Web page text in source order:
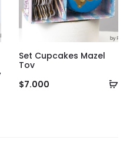
Añadir
Set Cupcakes Mazel
Tov
$7.000